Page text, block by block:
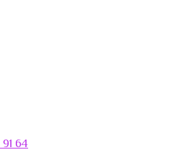
64